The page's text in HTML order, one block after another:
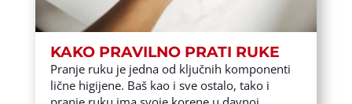
KAKO PRAVILNO PRATI RUKE
Pranje ruku je jedna od ključnih komponenti
lične higijene. Baš kao i sve ostalo, tako i